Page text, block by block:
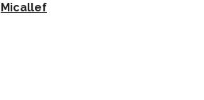
Micallef